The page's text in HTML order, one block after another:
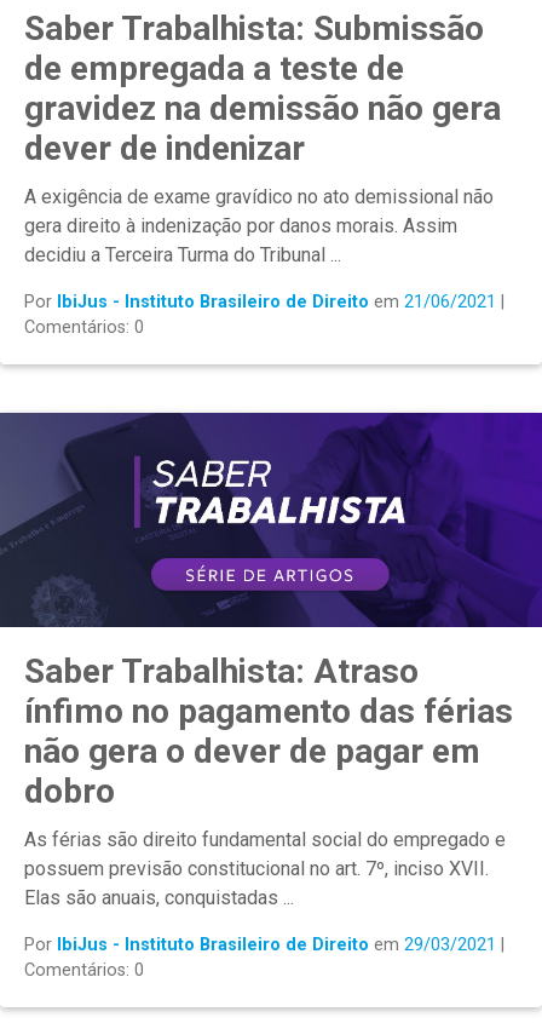
Saber Trabalhista: Submissão
de empregada a teste de
gravidez na demissão não gera
dever de indenizar
A exigência de exame gravídico no ato demissional não
gera direito à indenização por danos morais. Assim
decidiu a Terceira Turma do Tribunal ...
Por IbiJus - Instituto Brasileiro de Direito em 21/06/2021
Comentários: 0
Saber Trabalhista: Atraso
ínfimo no pagamento das férias
não gera o dever de pagar em
dobro
As férias são direito fundamental social do empregado e
possuem previsão constitucional no art. 7º, inciso XVII.
Elas são anuais, conquistadas ...
Por IbiJus - Instituto Brasileiro de Direito em 29/03/2021
Comentários: 0